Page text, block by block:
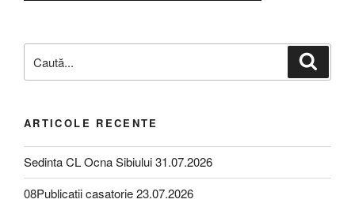
ARTICOLE RECENTE
Sedinta CL Ocna Sibiului 31.07.2026
08Publicatii casatorie 23.07.2026